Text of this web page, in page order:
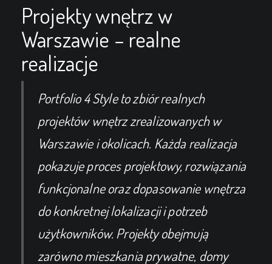
Projekty wnętrz w
Warszawie – realne
realizacje
Portfolio 4 Style to zbiór realnych
projektów wnętrz zrealizowanych w
Warszawie i okolicach. Każda realizacja
pokazuje proces projektowy, rozwiązania
funkcjonalne oraz dopasowanie wnętrza
do konkretnej lokalizacji i potrzeb
użytkowników. Projekty obejmują
zarówno mieszkania prywatne, domy